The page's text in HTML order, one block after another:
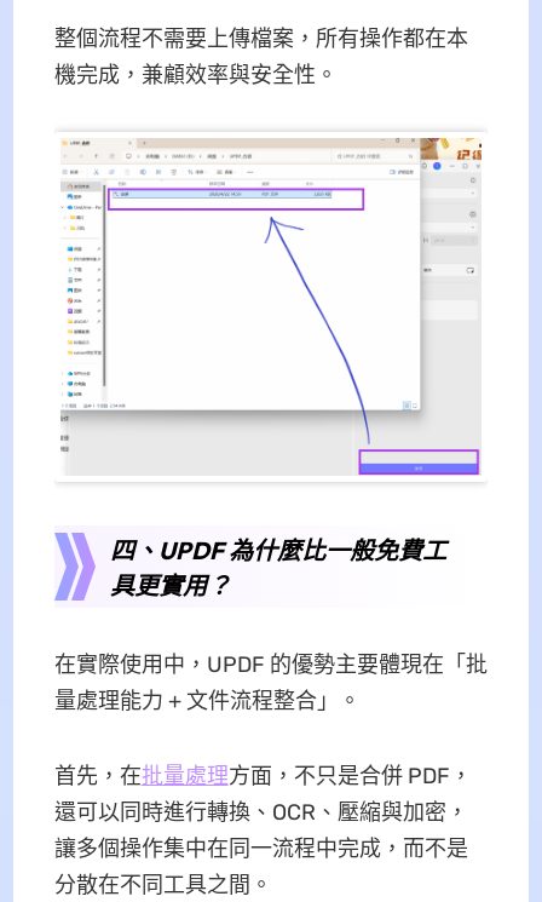
整個流程不需要上傳檔案，所有操作都在本
機完成，兼顧效率與安全性。
四、UPDF 為什麼比一般免費工
具更實用？
在實際使用中，UPDF 的優勢主要體現在「批
量處理能力 + 文件流程整合」。
首先，在批量處理方面，不只是合併 PDF，
還可以同時進行轉換、OCR、壓縮與加密，
讓多個操作集中在同一流程中完成，而不是
分散在不同工具之間。